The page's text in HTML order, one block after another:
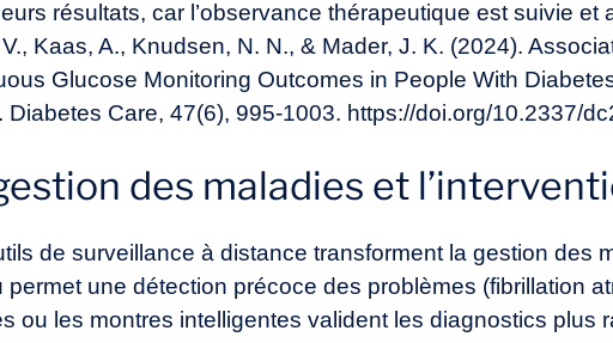
résultats, car l’observance thérapeutique est suivie et
Kaas, A., Knudsen, N. N., & Mader, J. K. (2024).
Glucose Monitoring Outcomes in People With
Diabetes Care, 47(6), 995‑1003. https://doi.org/10.2337/
des maladies et
de surveillance à distance transforment la gestion des
une détection précoce des problèmes (fibrillation
ou les montres intelligentes valident les diagnostics plus